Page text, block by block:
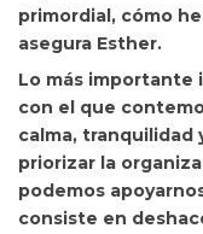
primordial, cómo
asegura Esther.
Lo más
con el que
calma,
priorizar la
podemos
consiste en